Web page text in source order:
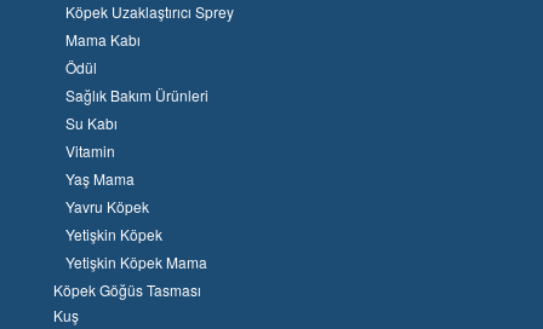
Köpek Uzaklaştırıcı Sprey
Mama Kabı
Ödül
Sağlık Bakım Ürünleri
Su Kabı
Vitamin
Yaş Mama
Yavru Köpek
Yetişkin Köpek
Yetişkin Köpek Mama
Köpek Göğüs Tasması
Kuş